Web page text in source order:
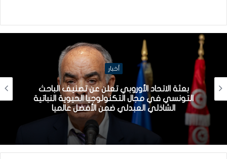
أخبار
الطبيب الشاب ياسين بلغيث يعيد البصر لمواطن
تونسي فقده منذ 5 سنوات بعملية جراحية
دقيقة